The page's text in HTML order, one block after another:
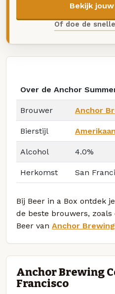
Bekijk
Of doe de
Over de Anchor
Brouwer Anchor
Bierstijl
Alcohol 4.0%
Herkomst San
Bij Beer in a Box ontdek
de beste brouwers,
Beer van Anchor
Anchor Brewing
Francisco